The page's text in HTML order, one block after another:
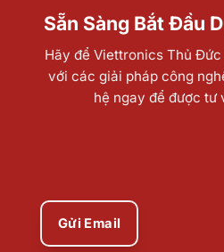
Sẵn Sàng Bắt Đầu
Hãy để Viettronics Thủ
với các giải pháp công
hệ ngay để được tư
Gửi Email